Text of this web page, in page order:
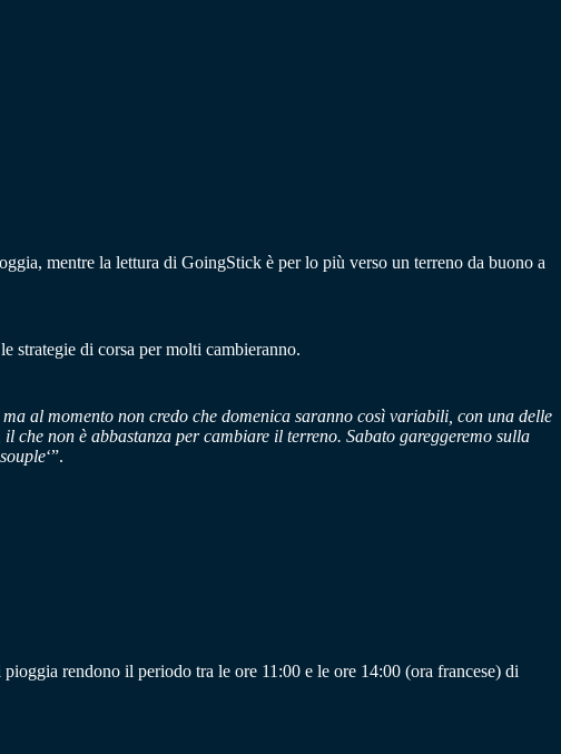
mentre la lettura di GoingStick è per lo più verso un terreno da buono a
strategie di corsa per molti cambieranno.
al momento non credo che domenica saranno così variabili, con una delle
che non è abbastanza per cambiare il terreno. Sabato gareggeremo sulla
‘”.
rendono il periodo tra le ore 11:00 e le ore 14:00 (ora francese) di